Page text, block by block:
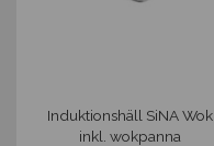
Induktionshäll SiNA Wok
inkl. wokpanna